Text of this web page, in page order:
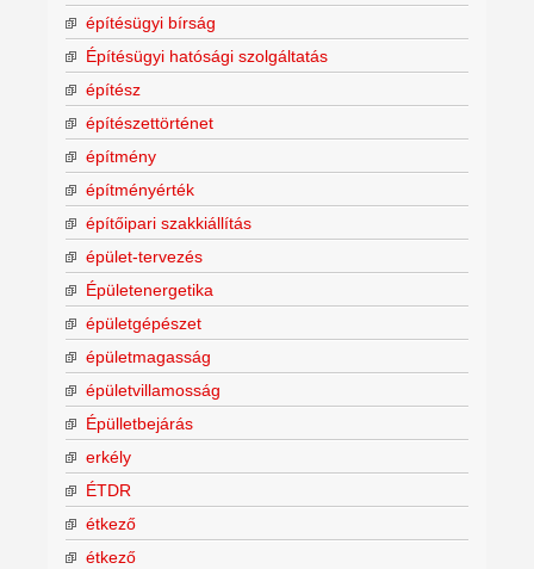
építésügyi bírság
Építésügyi hatósági szolgáltatás
építész
építészettörténet
építmény
építményérték
építőipari szakkiállítás
épület-tervezés
Épületenergetika
épületgépészet
épületmagasság
épületvillamosság
Épülletbejárás
erkély
ÉTDR
étkező
étkező